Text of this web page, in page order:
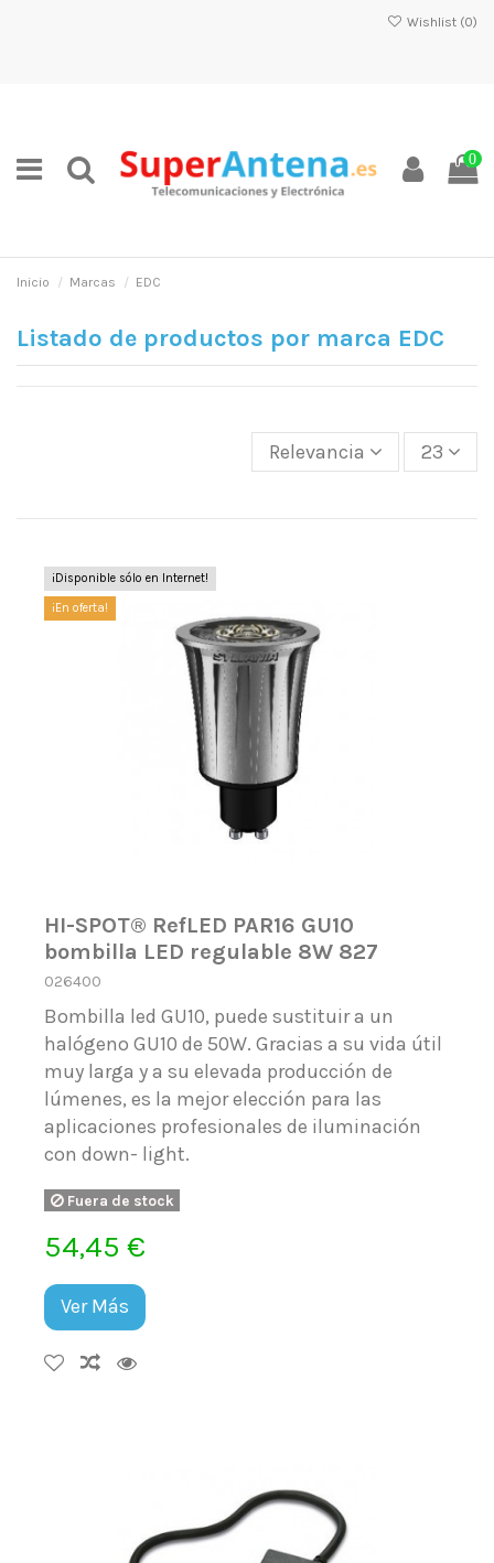
Wishlist (0)
0
Inicio Marcas EDC
Listado de productos por marca EDC
Relevancia 23
¡Disponible sólo en Internet!
¡En oferta!
HI-SPOT® RefLED PAR16 GU10
bombilla LED regulable 8W 827
026400
Bombilla led GU10, puede sustituir a un
halógeno GU10 de 50W. Gracias a su vida útil
muy larga y a su elevada producción de
lúmenes, es la mejor elección para las
aplicaciones profesionales de iluminación
con down- light.
Fuera de stock
54,45 €
Ver Más